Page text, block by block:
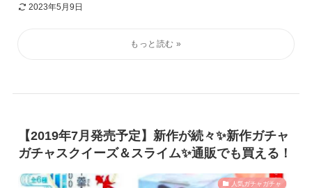
2023年5月9日
【2019年7月発売予定】新作が続々✨新作ガチャ
ガチャスクイーズ＆スライム✨通販でも買える！
人気ガチャガチャ